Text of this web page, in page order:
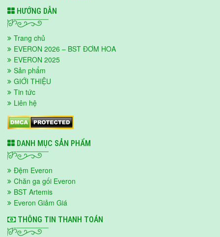
HƯỚNG DẪN
Trang chủ
EVERON 2026 – BST ĐƠM HOA
EVERON 2025
Sản phẩm
GIỚI THIỆU
Tin tức
Liên hệ
DANH MỤC SẢN PHẨM
Đệm Everon
Chăn ga gối Everon
BST Artemis
Everon Giảm Giá
THÔNG TIN THANH TOÁN